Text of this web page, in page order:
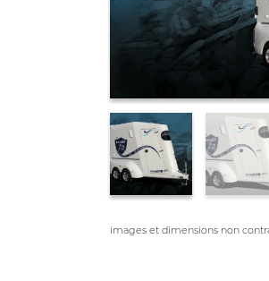
images et dimensions non